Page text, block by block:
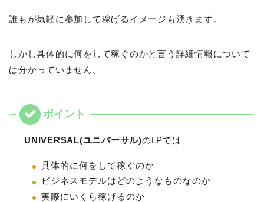
誰もが気軽に参加して稼げるイメージも湧きます。
しかし具体的に何をして稼ぐのかと言う詳細情報について
は分かっていません。
UNIVERSAL(ユニバーサル)のLPでは
具体的に何をして稼ぐのか
ビジネスモデルはどのようなものなのか
実際にいくら稼げるのか